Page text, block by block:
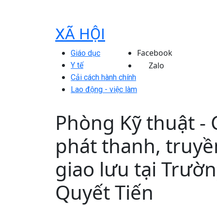
XÃ HỘI
Giáo dục
Y tế
Cải cách hành chính
Lao động - việc làm
Facebook
Zalo
Phòng Kỹ thuật -
phát thanh,
giao lưu tại
Quyết Tiến